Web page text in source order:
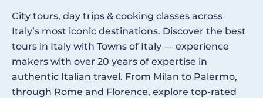
City tours, day trips & cooking classes across
Italy’s most iconic destinations. Discover the best
tours in Italy with Towns of Italy — experience
makers with over 20 years of expertise in
authentic Italian travel. From Milan to Palermo,
through Rome and Florence, explore top-rated